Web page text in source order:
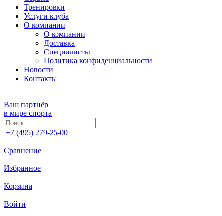
Тренировки
Услуги клуба
О компании
О компании
Доставка
Специалисты
Политика конфиденциальности
Новости
Контакты
Ваш партнёр
в мире спорта
+7 (495) 279-25-00
Сравнение
Избранное
Корзина
Войти